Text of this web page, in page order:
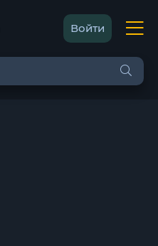
Войти